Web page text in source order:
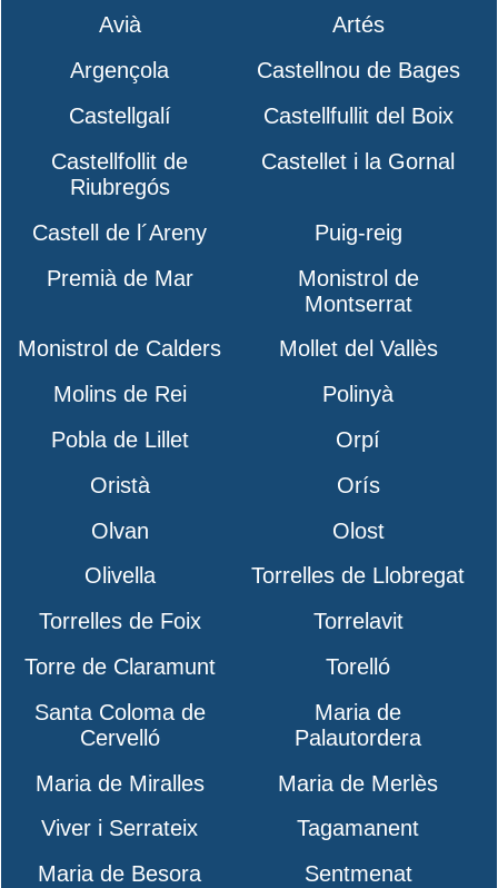
Avià
Artés
Argençola
Castellnou de Bages
Castellgalí
Castellfullit del Boix
Castellfollit de
Riubregós
Castellet i la Gornal
Castell de l´Areny
Puig-reig
Premià de Mar
Monistrol de
Montserrat
Monistrol de Calders
Mollet del Vallès
Molins de Rei
Polinyà
Pobla de Lillet
Orpí
Oristà
Orís
Olvan
Olost
Olivella
Torrelles de Llobregat
Torrelles de Foix
Torrelavit
Torre de Claramunt
Torelló
Santa Coloma de
Cervelló
Maria de
Palautordera
Maria de Miralles
Maria de Merlès
Viver i Serrateix
Tagamanent
Maria de Besora
Sentmenat